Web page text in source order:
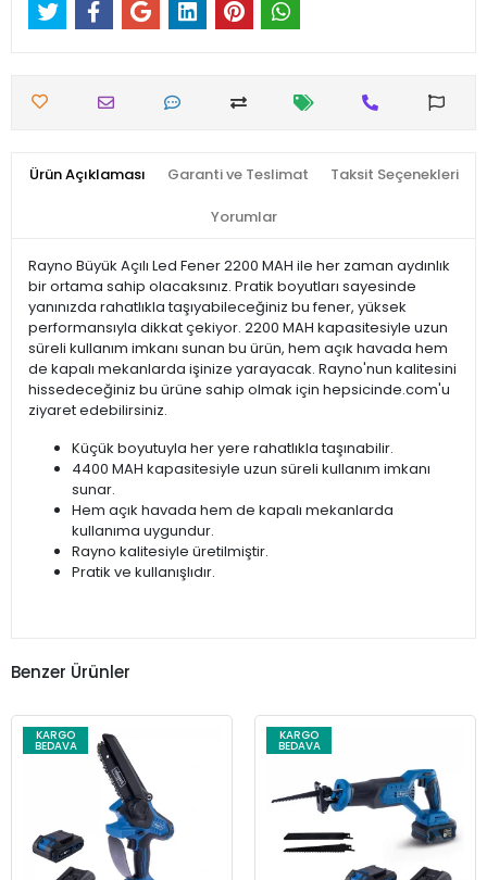
Ürün Açıklaması Garanti ve Teslimat Taksit Seçenekleri
Yorumlar
Rayno Büyük Açılı Led Fener 2200 MAH ile her zaman aydınlık
bir ortama sahip olacaksınız. Pratik boyutları sayesinde
yanınızda rahatlıkla taşıyabileceğiniz bu fener, yüksek
performansıyla dikkat çekiyor. 2200 MAH kapasitesiyle uzun
süreli kullanım imkanı sunan bu ürün, hem açık havada hem
de kapalı mekanlarda işinize yarayacak. Rayno'nun kalitesini
hissedeceğiniz bu ürüne sahip olmak için hepsicinde.com'u
ziyaret edebilirsiniz.
Küçük boyutuyla her yere rahatlıkla taşınabilir.
4400 MAH kapasitesiyle uzun süreli kullanım imkanı
sunar.
Hem açık havada hem de kapalı mekanlarda
kullanıma uygundur.
Rayno kalitesiyle üretilmiştir.
Pratik ve kullanışlıdır.
Benzer Ürünler
KARGO
BEDAVA
KARGO
BEDAVA